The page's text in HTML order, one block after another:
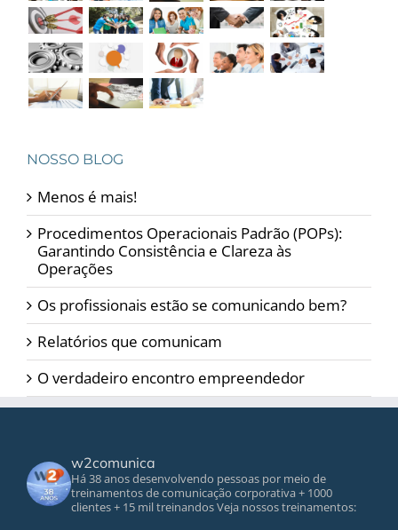
NOSSO BLOG
Menos é mais!
Procedimentos Operacionais Padrão (POPs):
Garantindo Consistência e Clareza às
Operações
Os profissionais estão se comunicando bem?
Relatórios que comunicam
O verdadeiro encontro empreendedor
w2comunica
Há 38 anos desenvolvendo pessoas por meio de
treinamentos de comunicação corporativa+ 1000
clientes+ 15 mil treinandosVeja nossos treinamentos: